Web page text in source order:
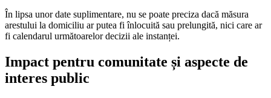
În lipsa unor date suplimentare, nu se poate preciza dacă măsura
arestului la domiciliu ar putea fi înlocuită sau prelungită, nici care ar
fi calendarul următoarelor decizii ale instanței.
Impact pentru comunitate și aspecte de
interes public